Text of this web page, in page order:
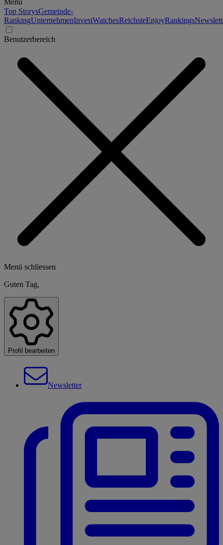
Menü
Top StorysGemeinde-
RankingUnternehmenInvestWatchesReichsteEnjoyRankings
Benutzerbereich
Menü schliessen
Guten Tag,
Profil bearbeiten
Newsletter